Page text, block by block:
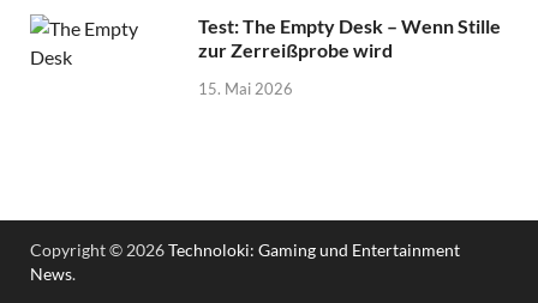
Test: The Empty Desk – Wenn Stille
zur Zerreißprobe wird
15. Mai 2026
Copyright © 2026Technoloki: Gaming und Entertainment
News.